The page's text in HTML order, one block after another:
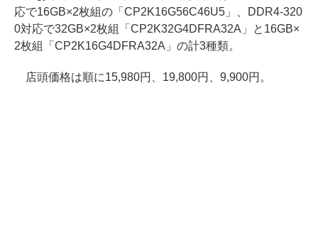
応で16GB×2枚組の「CP2K16G56C46U5」、DDR4-320
0対応で32GB×2枚組「CP2K32G4DFRA32A」と16GB×
2枚組「CP2K16G4DFRA32A」の計3種類。
店頭価格は順に15,980円、19,800円、9,900円。